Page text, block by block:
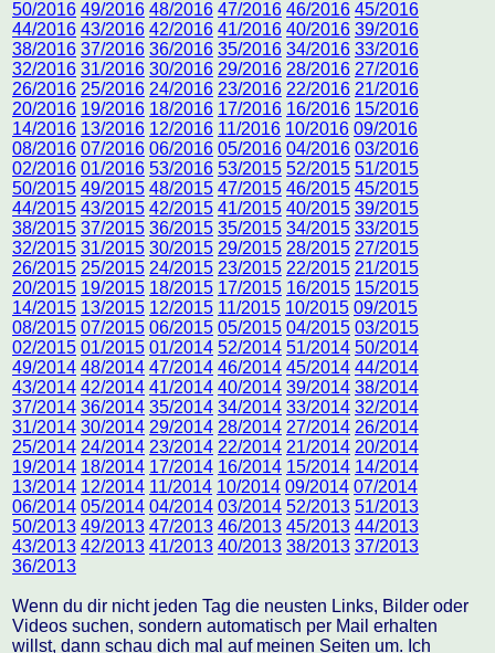
50/2016 49/2016 48/2016 47/2016 46/2016 45/2016
44/2016 43/2016 42/2016 41/2016 40/2016 39/2016
38/2016 37/2016 36/2016 35/2016 34/2016 33/2016
32/2016 31/2016 30/2016 29/2016 28/2016 27/2016
26/2016 25/2016 24/2016 23/2016 22/2016 21/2016
20/2016 19/2016 18/2016 17/2016 16/2016 15/2016
14/2016 13/2016 12/2016 11/2016 10/2016 09/2016
08/2016 07/2016 06/2016 05/2016 04/2016 03/2016
02/2016 01/2016 53/2016 53/2015 52/2015 51/2015
50/2015 49/2015 48/2015 47/2015 46/2015 45/2015
44/2015 43/2015 42/2015 41/2015 40/2015 39/2015
38/2015 37/2015 36/2015 35/2015 34/2015 33/2015
32/2015 31/2015 30/2015 29/2015 28/2015 27/2015
26/2015 25/2015 24/2015 23/2015 22/2015 21/2015
20/2015 19/2015 18/2015 17/2015 16/2015 15/2015
14/2015 13/2015 12/2015 11/2015 10/2015 09/2015
08/2015 07/2015 06/2015 05/2015 04/2015 03/2015
02/2015 01/2015 01/2014 52/2014 51/2014 50/2014
49/2014 48/2014 47/2014 46/2014 45/2014 44/2014
43/2014 42/2014 41/2014 40/2014 39/2014 38/2014
37/2014 36/2014 35/2014 34/2014 33/2014 32/2014
31/2014 30/2014 29/2014 28/2014 27/2014 26/2014
25/2014 24/2014 23/2014 22/2014 21/2014 20/2014
19/2014 18/2014 17/2014 16/2014 15/2014 14/2014
13/2014 12/2014 11/2014 10/2014 09/2014 07/2014
06/2014 05/2014 04/2014 03/2014 52/2013 51/2013
50/2013 49/2013 47/2013 46/2013 45/2013 44/2013
43/2013 42/2013 41/2013 40/2013 38/2013 37/2013
36/2013
Wenn du dir nicht jeden Tag die neusten Links, Bilder oder
Videos suchen, sondern automatisch per Mail erhalten
willst, dann schau dich mal auf meinen Seiten um. Ich